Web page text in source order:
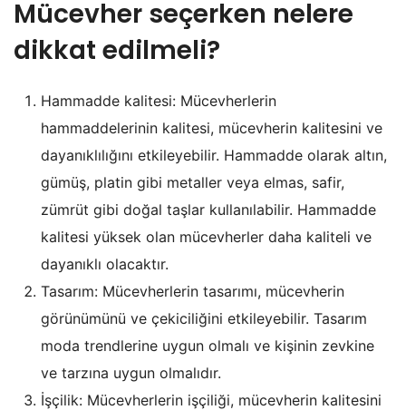
Mücevher seçerken nelere
dikkat edilmeli?
Hammadde kalitesi: Mücevherlerin
hammaddelerinin kalitesi, mücevherin kalitesini ve
dayanıklılığını etkileyebilir. Hammadde olarak altın,
gümüş, platin gibi metaller veya elmas, safir,
zümrüt gibi doğal taşlar kullanılabilir. Hammadde
kalitesi yüksek olan mücevherler daha kaliteli ve
dayanıklı olacaktır.
Tasarım: Mücevherlerin tasarımı, mücevherin
görünümünü ve çekiciliğini etkileyebilir. Tasarım
moda trendlerine uygun olmalı ve kişinin zevkine
ve tarzına uygun olmalıdır.
İşçilik: Mücevherlerin işçiliği, mücevherin kalitesini